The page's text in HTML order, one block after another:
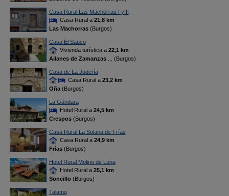
Casa Rural Las Machorras I y II
Casa Rural a 21,8 km
Las Machorras(Burgos)
Casa El Sauco
Vivienda turística a 22,1 km
Ailanes de Zamanzas
... (Burgos)
Casa de La Judería
Casa Rural a 23,2 km
Oña(Burgos)
La Gándara
Hotel Rural a 24,5 km
Crespos(Burgos)
Casa Rural La Solana de Frías
Casa Rural a 24,9 km
Frías(Burgos)
Hotel Rural Molino de Luna
Hotel Rural a 25,1 km
Soncillo(Burgos)
Talamo